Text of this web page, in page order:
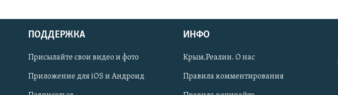
Українською
Qırımtatar
ПОДДЕРЖКА
Присылайте свои видео и фото
Приложение для iOS и Андроид
ИНФО
Крым.Реалии. О нас
Правила комментирования